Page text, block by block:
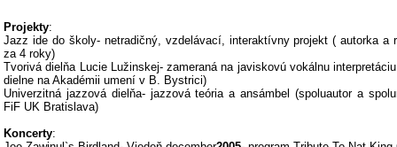
Projekty:
Jazz ide do školy- netradičný, vzdelávací, interaktívny projekt ( autorka a
za 4 roky)
Tvorivá dielňa Lucie Lužinskej- zameraná na javiskovú vokálnu
dielne na Akadémii umení v B. Bystrici)
Univerzitná jazzová dielňa- jazzová teória a ansámbel (spoluautor a
FiF UK Bratislava)
Koncerty: